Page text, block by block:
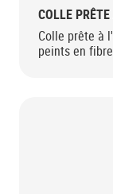
COLLE
Colle prête à
peints en